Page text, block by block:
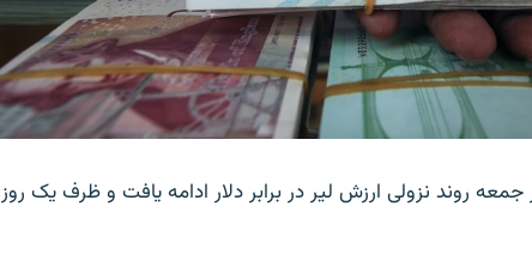
جمعه روند نزولی ارزش لیر در برابر دلار ادامه یافت و ظرف یک روز